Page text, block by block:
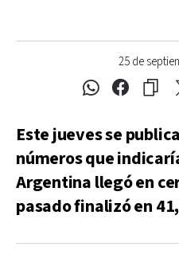
25 de
Este jueves se
números que
Argentina llegó en
pasado finalizó en